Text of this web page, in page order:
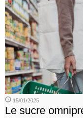
15/01/2025
Le sucre